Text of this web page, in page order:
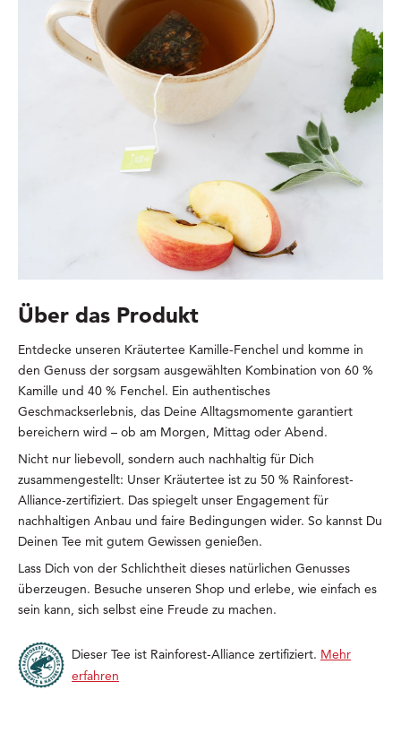
Über das Produkt
Entdecke unseren Kräutertee Kamille-Fenchel und komme in
den Genuss der sorgsam ausgewählten Kombination von 60 %
Kamille und 40 % Fenchel. Ein authentisches
Geschmackserlebnis, das Deine Alltagsmomente garantiert
bereichern wird – ob am Morgen, Mittag oder Abend.
Nicht nur liebevoll, sondern auch nachhaltig für Dich
zusammengestellt: Unser Kräutertee ist zu 50 % Rainforest-
Alliance-zertifiziert. Das spiegelt unser Engagement für
nachhaltigen Anbau und faire Bedingungen wider. So kannst Du
Deinen Tee mit gutem Gewissen genießen.
Lass Dich von der Schlichtheit dieses natürlichen Genusses
überzeugen. Besuche unseren Shop und erlebe, wie einfach es
sein kann, sich selbst eine Freude zu machen.
Dieser Tee ist Rainforest-Alliance zertifiziert. Mehr
erfahren